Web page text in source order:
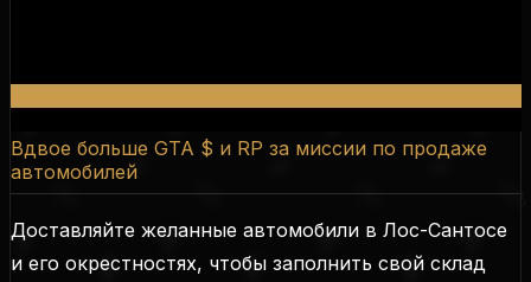
Вдвое больше GTA $ и RP за миссии по продаже
автомобилей
Доставляйте желанные автомобили в Лос-Сантосе
и его окрестностях, чтобы заполнить свой склад